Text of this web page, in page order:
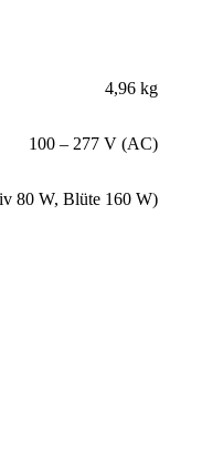
4,96 kg
100 – 277 V (AC)
80 W, Blüte 160 W)